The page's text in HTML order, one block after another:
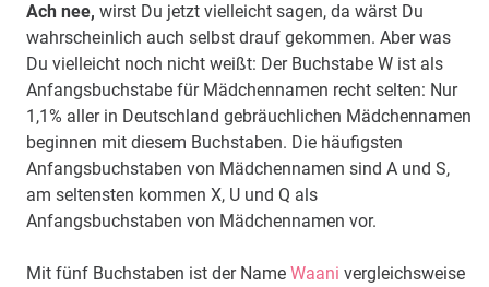
Ach nee, wirst Du jetzt vielleicht sagen, da wärst Du
wahrscheinlich auch selbst drauf gekommen. Aber was
Du vielleicht noch nicht weißt: Der Buchstabe W ist als
Anfangsbuchstabe für Mädchennamen recht selten: Nur
1,1% aller in Deutschland gebräuchlichen Mädchennamen
beginnen mit diesem Buchstaben. Die häufigsten
Anfangsbuchstaben von Mädchennamen sind A und S,
am seltensten kommen X, U und Q als
Anfangsbuchstaben von Mädchennamen vor.
Mit fünf Buchstaben ist der Name Waani vergleichsweise